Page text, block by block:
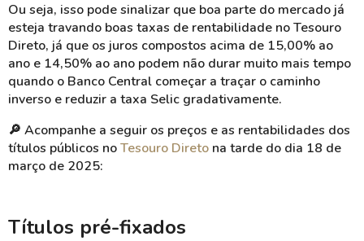
Ou seja, isso pode sinalizar que boa parte do mercado já
esteja travando boas taxas de rentabilidade no Tesouro
Direto, já que os juros compostos acima de 15,00% ao
ano e 14,50% ao ano podem não durar muito mais tempo
quando o Banco Central começar a traçar o caminho
inverso e reduzir a taxa Selic gradativamente.
🔎 Acompanhe a seguir os preços e as rentabilidades dos
títulos públicos noTesouro Direto na tarde do dia 18 de
março de 2025:
Títulos pré-fixados